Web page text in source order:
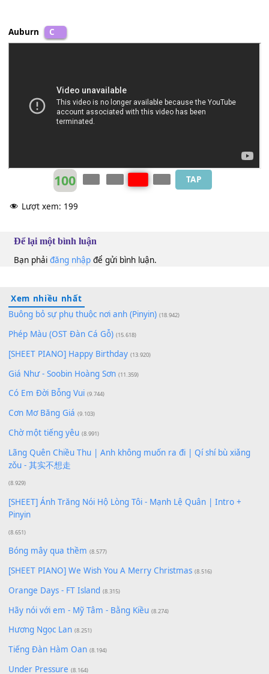
*[G]You know that I'll never doubt[D]ya
I love the way that you smile
And maybe in just a[Em]while
I can see me walk down the
Auburn C
100
Xem nhiều nhất
Buông bỏ sự phụ thuộc nơi anh (Pinyin)
Phép Màu (OST Đàn Cá Gỗ) (15.618)
[SHEET PIANO] Happy Birthday
Giá Như - Soobin Hoàng Sơn
Có Em Đời Bỗng Vui (9.744)
Cơn Mơ Băng Giá (9.103)
Chờ một tiếng yêu
Lãng Quên Chiều Thu | Anh không muốn ra đi | Qí shí bù
zǒu - 其实不想走
(8.929)